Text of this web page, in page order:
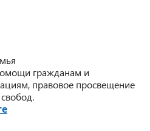
гражданам и
правовое просвещение